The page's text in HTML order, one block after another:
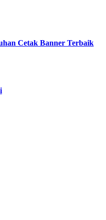
Cetak Banner Terbaik